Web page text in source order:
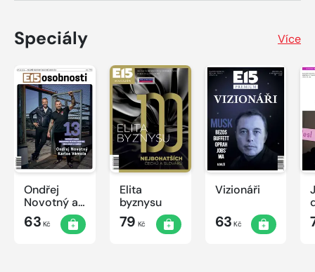
Speciály Více
Ondřej
Novotný a
Karlos
Vémola
63 Kč
Elita
byznysu
79 Kč
Vizionáři
63 Kč